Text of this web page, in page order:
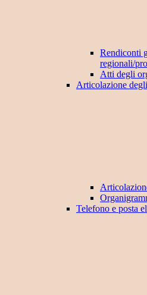
Rendiconti
regionali/
Atti degli
Articolazione
Telefono e posta